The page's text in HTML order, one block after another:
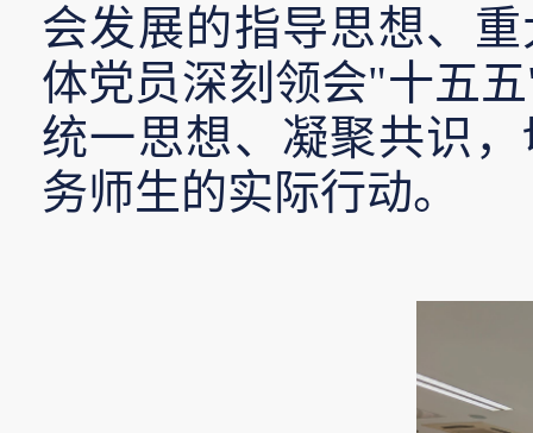
会发展的指导思想、
体党员深刻领会"十五
统一思想、凝聚共识
务师生的实际行动。